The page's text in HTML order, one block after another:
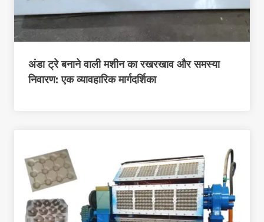
अंडा ट्रे बनाने वाली मशीन का रखरखाव और समस्या
निवारण: एक व्यावहारिक मार्गदर्शिका